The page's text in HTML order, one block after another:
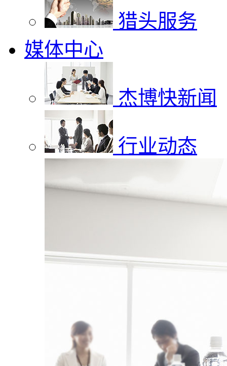
猎头服务
媒体中心
杰博快新闻
行业动态